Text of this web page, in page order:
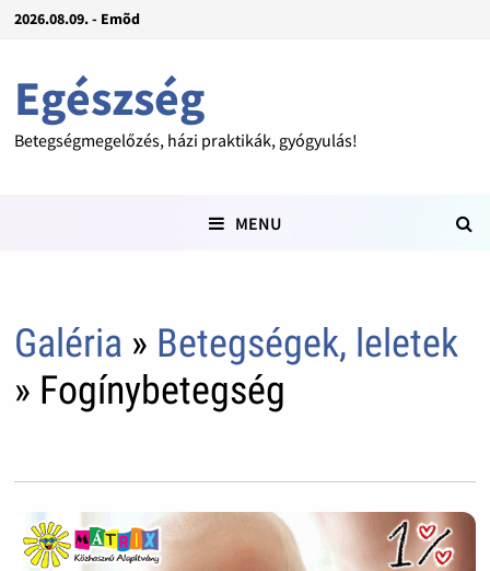
2026.08.09. - Emõd
Egészség
Betegségmegelőzés, házi praktikák, gyógyulás!
MENU
Galéria » Betegségek, leletek
» Fogínybetegség